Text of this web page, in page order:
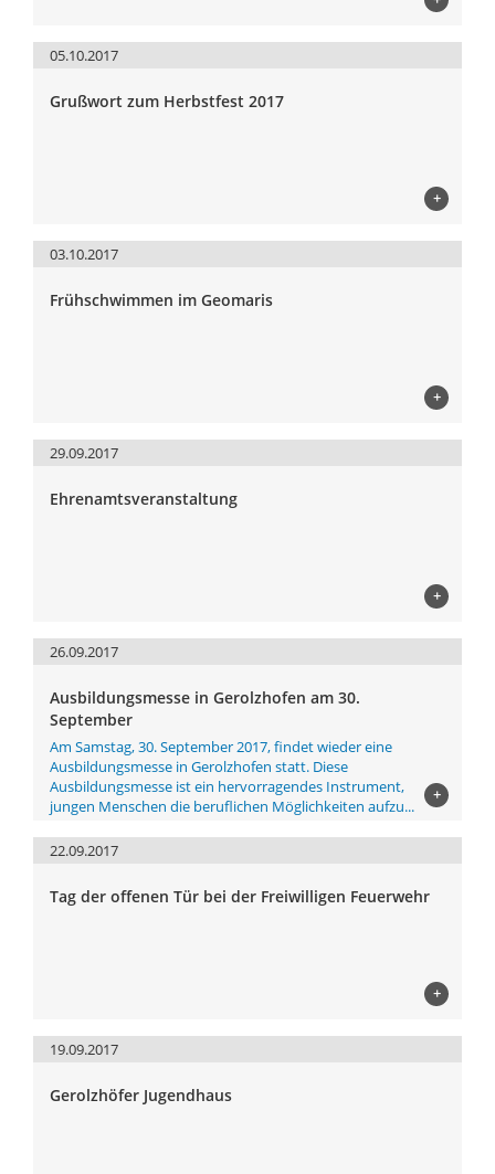
05.10.2017
Grußwort zum Herbstfest 2017
+
03.10.2017
Frühschwimmen im Geomaris
+
29.09.2017
Ehrenamtsveranstaltung
+
26.09.2017
Ausbildungsmesse in Gerolzhofen am 30.
September
Am Samstag, 30. September 2017, findet wieder eine
Ausbildungsmesse in Gerolzhofen statt. Diese
Ausbildungsmesse ist ein hervorragendes Instrument,
jungen Menschen die beruflichen Möglichkeiten aufzu...
+
22.09.2017
Tag der offenen Tür bei der Freiwilligen Feuerwehr
+
19.09.2017
Gerolzhöfer Jugendhaus